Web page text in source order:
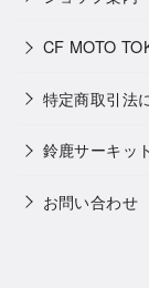
CF MOTO
特定商取引法
鈴鹿サーキッ
お問い合わせ